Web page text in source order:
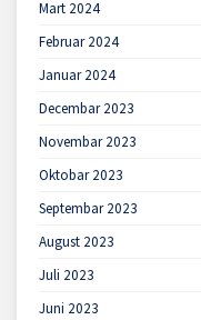
Mart 2024
Februar 2024
Januar 2024
Decembar 2023
Novembar 2023
Oktobar 2023
Septembar 2023
August 2023
Juli 2023
Juni 2023